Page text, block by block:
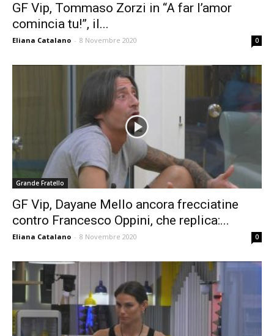
GF Vip, Tommaso Zorzi in “A far l’amor
comincia tu!”, il...
Eliana Catalano - 8 Novembre 2020 0
Grande Fratello
GF Vip, Dayane Mello ancora frecciatine
contro Francesco Oppini, che replica:...
Eliana Catalano - 8 Novembre 2020 0